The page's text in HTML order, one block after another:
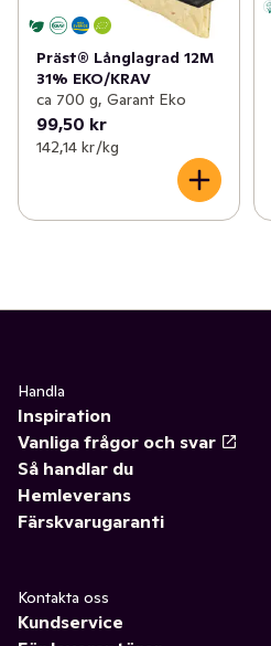
Präst® Långlagrad 12M
31% EKO/KRAV
ca 700 g, Garant Eko
99,50 kr
142,14 kr /kg
Handla
Inspiration
Vanliga frågor och svar
Så handlar du
Hemleverans
Färskvarugaranti
Kontakta oss
Kundservice